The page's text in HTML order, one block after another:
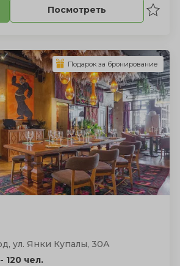
Посмотреть
ул. Янки Купалы, 30А
120 чел.
Подарок за бронирование